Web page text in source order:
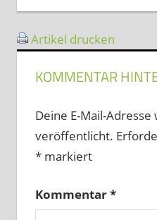
Artikel drucken
KOMMENTAR
Deine E-Mail-Adresse
veröffentlicht.
*markiert
Kommentar*